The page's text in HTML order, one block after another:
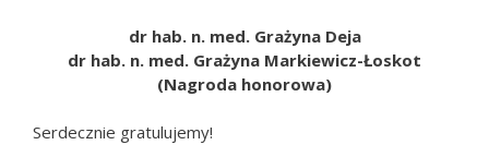
dr hab. n. med. Grażyna Deja
dr hab. n. med. Grażyna Markiewicz-Łoskot
(Nagroda honorowa)
Serdecznie gratulujemy!